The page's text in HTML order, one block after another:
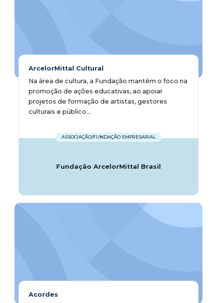
ArcelorMittal Cultural
Na área de cultura, a Fundação mantém o foco na
promoção de ações educativas, ao apoiar
projetos de formação de artistas, gestores
culturais e público...
ASSOCIAÇÃO/FUNDAÇÃO EMPRESARIAL
Fundação ArcelorMittal Brasil
Acordes